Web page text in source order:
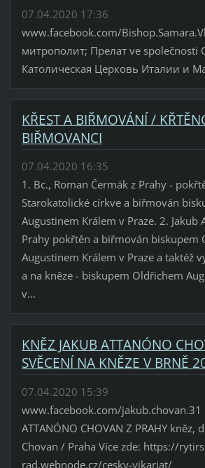
07.04.2020 17:36
www.facebook.com/
митрополит; Прелат ve společnosti
Католическая Церковь Италии и
KŘEST A BIŘMOVÁNÍ /
BIŘMOVANCI
07.04.2020 16:35
1. Bc., Roman Čermák z Prahy -
Starokatolické církve a biřmován
Augustinem Králem v Praze. 2. Jakub
Prahy pokřtěn a biřmován biskupem
Augustinem Králem v Praze a taktéž
a na kněze - biskupem Oldřichem
v...
KNĚZ JAKUB ATTANÓNO
SVĚCENÍ NA KNĚZE V BRNĚ
07.04.2020 15:39
www.facebook.com/jakub.chovan.31
ATTANÓNO CHOVAN Z PRAHY kněz,
Chovan / Praha Více zde: https://
rad.webnode.cz/cesky-vikariat/